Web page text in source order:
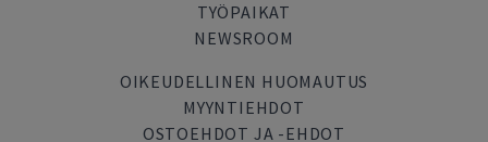
TYÖPAIKAT
NEWSROOM
OIKEUDELLINEN HUOMAUTUS
MYYNTIEHDOT
OSTOEHDOT JA -EHDOT